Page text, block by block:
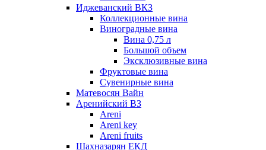
Иджеванский ВКЗ
Коллекционные вина
Виноградные вина
Вина 0,75 л
Большой объем
Эксклюзивные вина
Фруктовые вина
Cувенирные вина
Матевосян Вайн
Аренийский ВЗ
Areni
Areni key
Areni fruits
Шахназарян ЕКД